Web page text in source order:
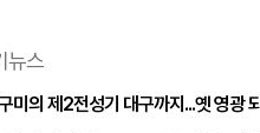
뉴스
미의 제2전성기 대구까지...옛 영광